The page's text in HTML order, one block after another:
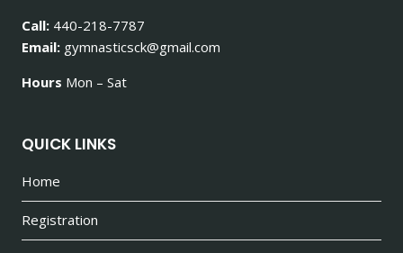
Call: 440-218-7787
Email: gymnasticsck@gmail.com
Hours Mon – Sat
QUICK LINKS
Home
Registration